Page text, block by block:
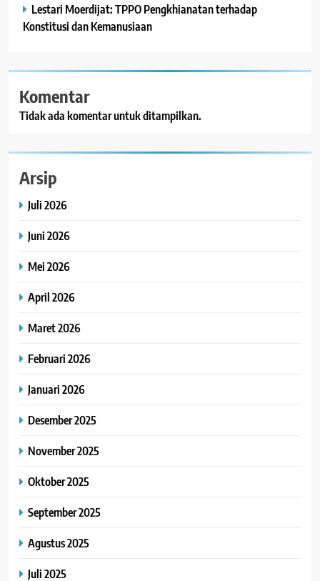
Lestari Moerdijat: TPPO Pengkhianatan terhadap
Konstitusi dan Kemanusiaan
Komentar
Tidak ada komentar untuk ditampilkan.
Arsip
Juli 2026
Juni 2026
Mei 2026
April 2026
Maret 2026
Februari 2026
Januari 2026
Desember 2025
November 2025
Oktober 2025
September 2025
Agustus 2025
Juli 2025